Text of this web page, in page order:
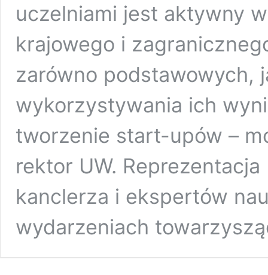
uczelniami jest aktywny
krajowego i
zarówno podstawowych,
wykorzystywania ich
tworzenie start-upów –
rektor UW.
kanclerza i ekspertów
wydarzeniach